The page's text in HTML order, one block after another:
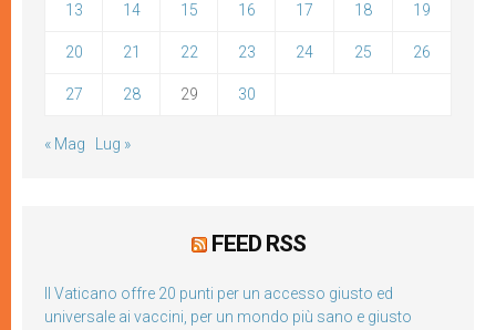
13 14 15 16 17 18 19
20 21 22 23 24 25 26
27 28 29 30
« Mag Lug »
FEED RSS
Il Vaticano offre 20 punti per un accesso giusto ed
universale ai vaccini, per un mondo più sano e giusto